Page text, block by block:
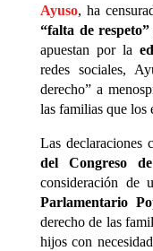
Ayuso, ha
“falta de respeto”
apuestan por la
redes sociales,
derecho” a
las familias que los
Las
del Congreso
consideración
Parlamentario
derecho de las
hijos con